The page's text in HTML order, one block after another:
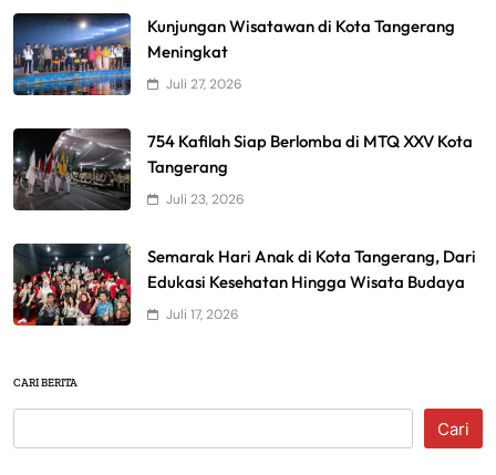
Kunjungan Wisatawan di Kota Tangerang
Meningkat
Juli 27, 2026
754 Kafilah Siap Berlomba di MTQ XXV Kota
Tangerang
Juli 23, 2026
Semarak Hari Anak di Kota Tangerang, Dari
Edukasi Kesehatan Hingga Wisata Budaya
Juli 17, 2026
CARI BERITA
Cari